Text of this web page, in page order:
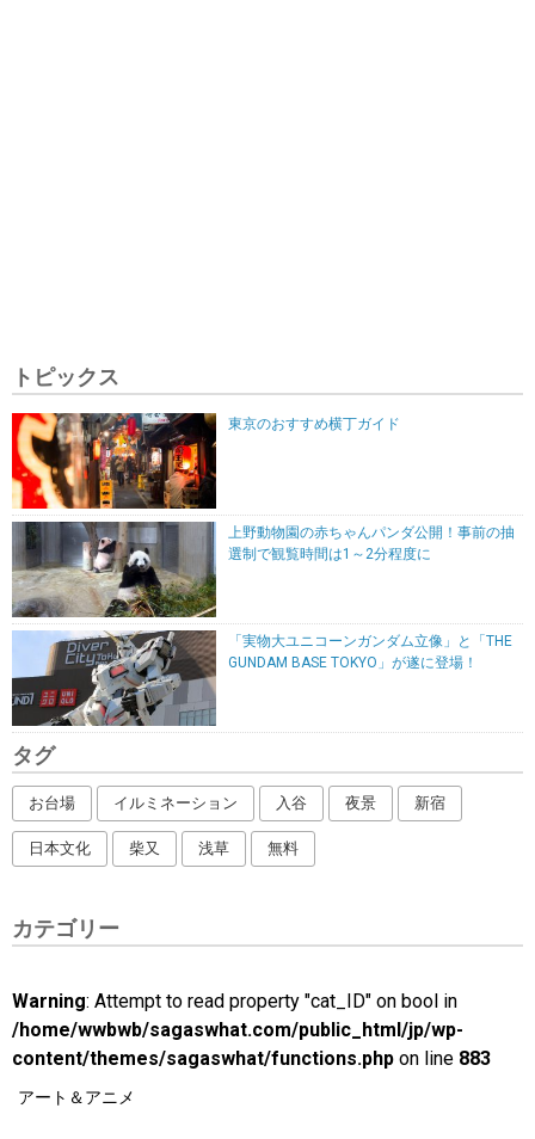
トピックス
東京のおすすめ横丁ガイド
上野動物園の赤ちゃんパンダ公開！事前の抽
選制で観覧時間は1～2分程度に
「実物大ユニコーンガンダム立像」と「THE
GUNDAM BASE TOKYO」が遂に登場！
タグ
お台場 イルミネーション 入谷 夜景 新宿
日本文化 柴又 浅草 無料
カテゴリー
Warning: Attempt to read property "cat_ID" on bool in
/home/wwbwb/sagaswhat.com/public_html/jp/wp-
content/themes/sagaswhat/functions.php on line 883
アート＆アニメ